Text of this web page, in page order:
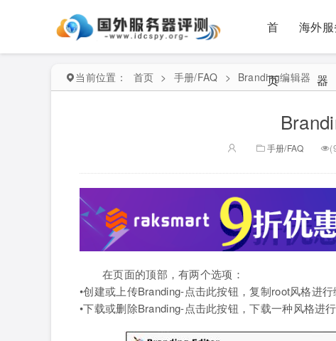
首
页
海外
器
当前位置： 首页 > 手册/FAQ > Branding编辑器
手册/FAQ
在页面的顶部，有两个选项：
•创建或上传Branding-点击此按钮，复制root风格进行
•下载或删除Branding-点击此按钮，下载一种风格进